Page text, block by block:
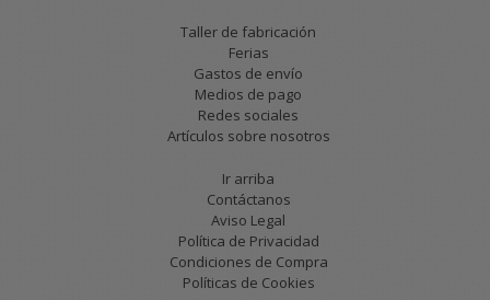
Taller de fabricación
Ferias
Gastos de envío
Medios de pago
Redes sociales
Artículos sobre nosotros
Ir arriba
Contáctanos
Aviso Legal
Política de Privacidad
Condiciones de Compra
Políticas de Cookies